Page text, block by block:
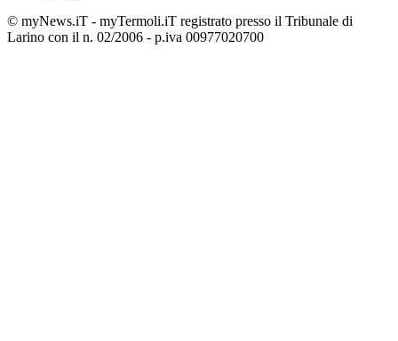
© myNews.iT - myTermoli.iT registrato presso il Tribunale di
Larino con il n. 02/2006 - p.iva 00977020700